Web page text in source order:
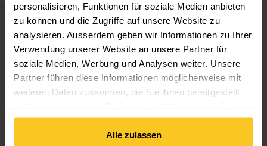
personalisieren, Funktionen für soziale Medien anbieten
zu können und die Zugriffe auf unsere Website zu
analysieren. Ausserdem geben wir Informationen zu Ihrer
Verwendung unserer Website an unsere Partner für
soziale Medien, Werbung und Analysen weiter. Unsere
Partner führen diese Informationen möglicherweise mit
weiteren Daten zusammen, die Sie ihnen bereitgestellt
gesammelt haben.
Alle zulassen
Kostenloser Versand ab CHF 99